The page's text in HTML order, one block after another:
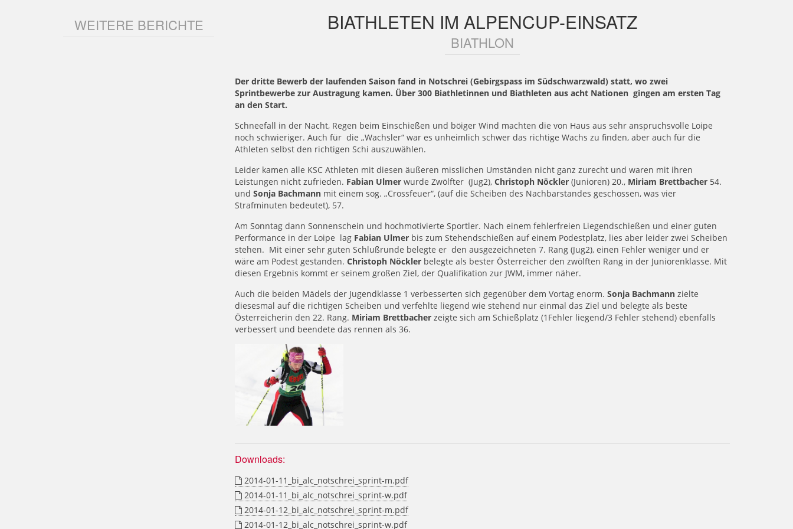
BIATHLETEN IM ALPENCUP-EINSATZ
BIATHLON
Der dritte Bewerb der laufenden Saison fand in Notschrei (Gebirgspass im Südschwarzwald) statt, wo zwei
Sprintbewerbe zur Austragung kamen. Über 300 Biathletinnen und Biathleten aus acht Nationen gingen am ersten Tag
an den Start.
Schneefall in der Nacht, Regen beim Einschießen und böiger Wind machten die von Haus aus sehr anspruchsvolle Loipe
noch schwieriger. Auch für die „Wachsler“ war es unheimlich schwer das richtige Wachs zu finden, aber auch für die
Athleten selbst den richtigen Schi auszuwählen.
Leider kamen alle KSC Athleten mit diesen äußeren misslichen Umständen nicht ganz zurecht und waren mit ihren
Leistungen nicht zufrieden. Fabian Ulmer wurde Zwölfter (Jug2),Christoph Nöckler (Junioren) 20., Miriam Brettbacher 54.
undSonja Bachmann mit einem sog. „Crossfeuer“, (auf die Scheiben des Nachbarstandes geschossen, was vier
Strafminuten bedeutet), 57.
Am Sonntag dann Sonnenschein und hochmotivierte Sportler. Nach einem fehlerfreien Liegendschießen und einer guten
Performance in der Loipe lag Fabian Ulmer bis zum Stehendschießen auf einem Podestplatz, lies aber leider zwei Scheiben
stehen. Mit einer sehr guten Schlußrunde belegte er den ausgezeichneten 7. Rang (Jug2), einen Fehler weniger und er
wäre am Podest gestanden.Christoph Nöckler belegte als bester Österreicher den zwölften Rang in der Juniorenklasse. Mit
diesen Ergebnis kommt er seinem großen Ziel, der Qualifikation zur JWM, immer näher.
Auch die beiden Mädels der Jugendklasse 1 verbesserten sich gegenüber dem Vortag enorm.Sonja Bachmann zielte
diesesmal auf die richtigen Scheiben und verfehlte liegend wie stehend nur einmal das Ziel und belegte als beste
Österreicherin den 22. Rang. Miriam Brettbacher zeigte sich am Schießplatz (1Fehler liegend/3 Fehler stehend) ebenfalls
verbessert und beendete das rennen als 36.
Downloads:
2014-01-11_bi_alc_notschrei_sprint-m.pdf
2014-01-11_bi_alc_notschrei_sprint-w.pdf
2014-01-12_bi_alc_notschrei_sprint-m.pdf
2014-01-12_bi_alc_notschrei_sprint-w.pdf
WEITERE BERICHTE